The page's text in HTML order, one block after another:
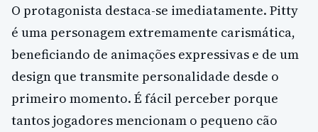
O protagonista destaca-se imediatamente. Pitty
é uma personagem extremamente carismática,
beneficiando de animações expressivas e de um
design que transmite personalidade desde o
primeiro momento. É fácil perceber porque
tantos jogadores mencionam o pequeno cão